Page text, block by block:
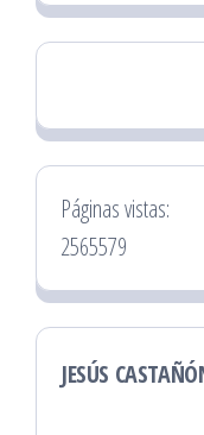
Páginas vistas:
2565579
JESÚS